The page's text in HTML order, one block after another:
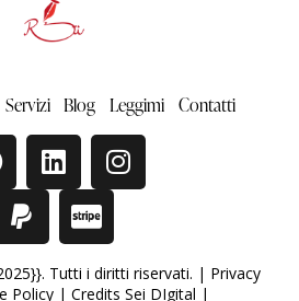
Servizi Blog Leggimi Contatti
Tutti i diritti riservati. | Privacy
Policy| Credits Sei DIgital |